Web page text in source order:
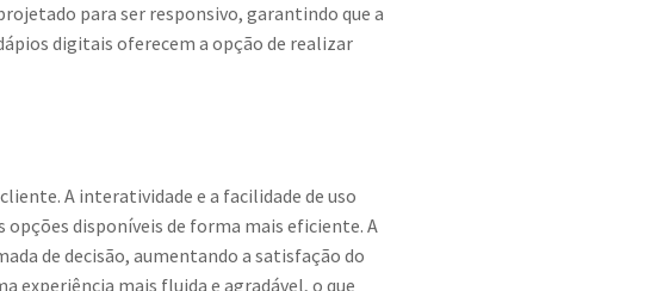
para ser responsivo, garantindo que a
digitais oferecem a opção de realizar
A interatividade e a facilidade de uso
disponíveis de forma mais eficiente. A
de decisão, aumentando a satisfação do
experiência mais fluida e agradável, o que